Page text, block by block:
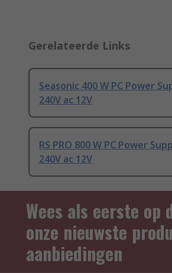
Gerelateerde Links
Seasonic 400 W PC Power
240V ac 12V
RS PRO 800 W PC Power
240V ac 12V
Wees als eerste op
onze nieuwste
aanbiedingen